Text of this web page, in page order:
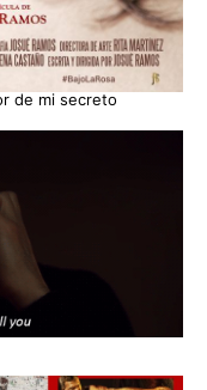
de mi secreto